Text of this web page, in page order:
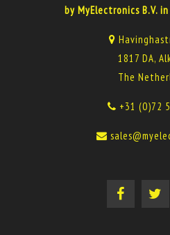
by MyElectronics B.V.
1817 DA,
The
+31 (0)72